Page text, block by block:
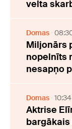
velta
Domas
Miljonārs
nopelnīts
nesapņo
Domas 10:34
Aktrise